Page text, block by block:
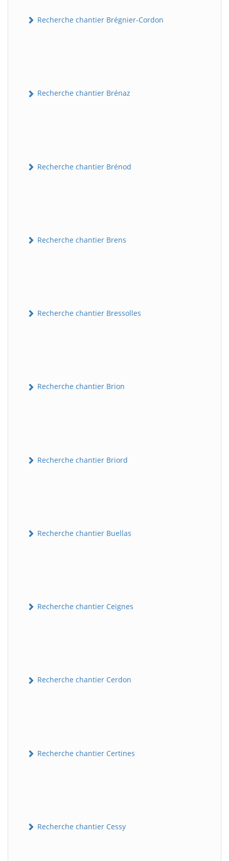
Recherche chantier Brégnier-Cordon
Recherche chantier Brénaz
Recherche chantier Brénod
Recherche chantier Brens
Recherche chantier Bressolles
Recherche chantier Brion
Recherche chantier Briord
Recherche chantier Buellas
Recherche chantier Ceignes
Recherche chantier Cerdon
Recherche chantier Certines
Recherche chantier Cessy